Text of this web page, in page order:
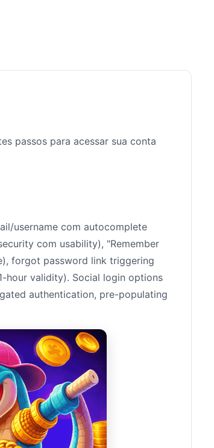
passos para acessar sua conta
username com autocomplete
com usability), "Remember
forgot password link triggering
hour validity). Social login options
authentication, pre-populating